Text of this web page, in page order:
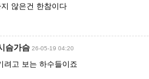
않은건 한참이다
슴가슴 26-05-19 04:20
려고 보는 하수들이죠